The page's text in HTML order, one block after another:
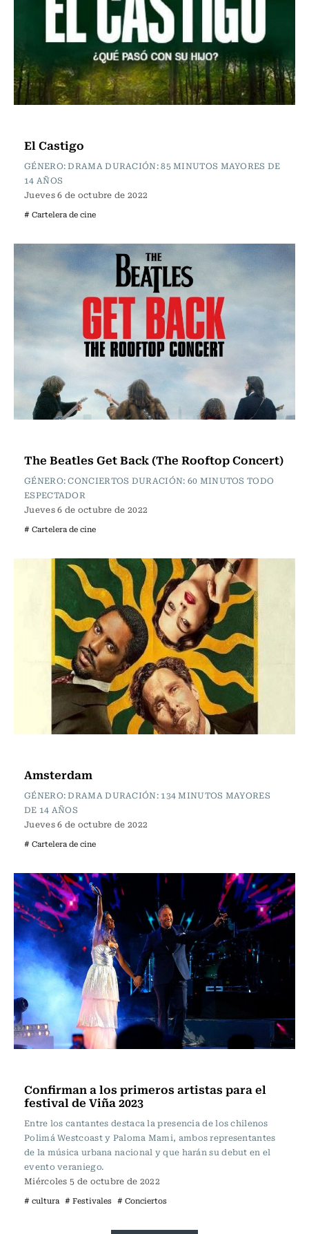
El Castigo
GÉNERO: DRAMA DURACIÓN: 85 MINUTOS MAYORES DE
14 AÑOS
Jueves 6 de octubre de 2022
# Cartelera de cine
The Beatles Get Back (The Rooftop Concert)
GÉNERO: CONCIERTOS DURACIÓN: 60 MINUTOS TODO
ESPECTADOR
Jueves 6 de octubre de 2022
# Cartelera de cine
Amsterdam
GÉNERO: DRAMA DURACIÓN: 134 MINUTOS MAYORES
DE 14 AÑOS
Jueves 6 de octubre de 2022
# Cartelera de cine
Confirman a los primeros artistas para el
festival de Viña 2023
Entre los cantantes destaca la presencia de los chilenos
Polimá Westcoast y Paloma Mami, ambos representantes
de la música urbana nacional y que harán su debut en el
evento veraniego.
Miércoles 5 de octubre de 2022
# cultura # Festivales # Conciertos